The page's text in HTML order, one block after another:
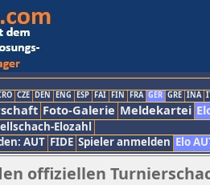
CZE DEN ENG ESP FAI FIN FRA GER GRE INA
Foto-Galerie Meldekartei
Elozahl
AUT FIDE Spieler anmelden Elo
offiziellen